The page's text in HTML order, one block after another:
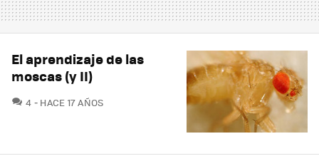
El aprendizaje de las
moscas (y II)
4 COMENTARIOS
HACE 17 AÑOS